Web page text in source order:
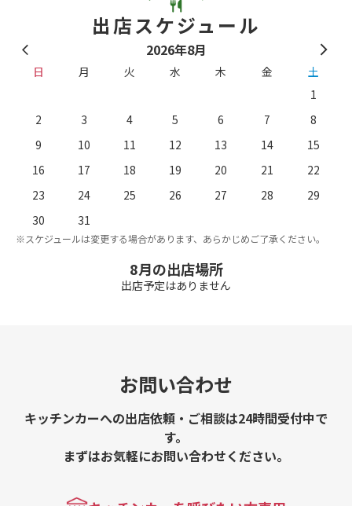
出店スケジュール
2026年8月
日 月 火 水 木 金
土
1
2
3 4 5 6 7
8
9
10 11 12 13 14
15
16
17 18 19 20 21
22
23
24 25 26 27 28
29
30
31
※スケジュールは変更する場合があります、あらかじめご了承ください。
8月の出店場所
出店予定はありません
お問い合わせ
キッチンカーへの出店依頼・ご相談は24時間受付中で
す。
まずはお気軽にお問い合わせください。